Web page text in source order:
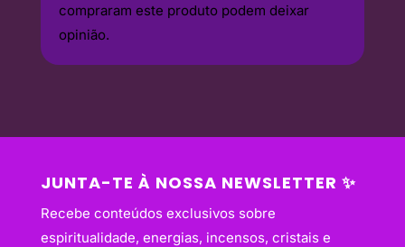
compraram este produto podem deixar
opinião.
JUNTA-TE À NOSSA NEWSLETTER ✨
Recebe conteúdos exclusivos sobre
espiritualidade, energias, incensos, cristais e